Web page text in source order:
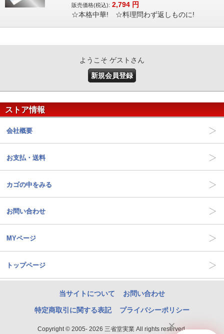
販売価格(税込): 2,794 円
☆本格中華! ☆料理問わず返しものに!
ようこそ ゲストさん
新規会員登録
ストア情報
会社概要
お支払・送料
カゴの中をみる
お問い合わせ
MYページ
トップページ
当サイトについて お問い合わせ
特定商取引に関する表記 プライバシーポリシー
Copyright © 2005- 2026 三省堂実業 All rights reserved.